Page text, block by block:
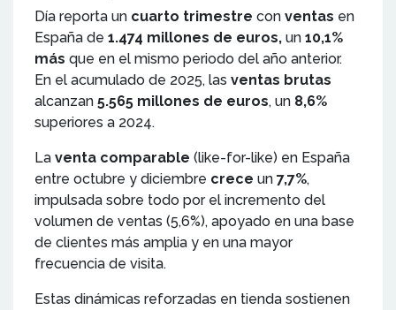
Día reporta un cuarto trimestre con ventas en
España de 1.474 millones de euros, un 10,1%
más que en el mismo periodo del año anterior.
En el acumulado de 2025, las ventas brutas
alcanzan 5.565 millones de euros, un 8,6%
superiores a 2024.
La venta comparable (like-for-like) en España
entre octubre y diciembre crece un 7,7%,
impulsada sobre todo por el incremento del
volumen de ventas (5,6%), apoyado en una base
de clientes más amplia y en una mayor
frecuencia de visita.
Estas dinámicas reforzadas en tienda sostienen